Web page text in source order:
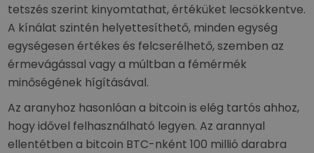
tetszés szerint kinyomtathat, értéküket lecsökkentve.
A kínálat szintén helyettesíthető, minden egység
egységesen értékes és felcserélhető, szemben az
érmevágással vagy a múltban a fémérmék
minőségének hígításával.
Az aranyhoz hasonlóan a bitcoin is elég tartós ahhoz,
hogy idővel felhasználható legyen. Az arannyal
ellentétben a bitcoin BTC-nként 100 millió darabra